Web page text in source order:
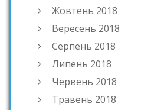
Жовтень 2018
Вересень 2018
Серпень 2018
Липень 2018
Червень 2018
Травень 2018